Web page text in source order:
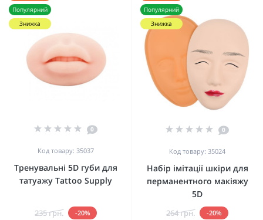
Популярний
Знижка
0
Код товару: 35037
Тренувальні 5D губи для
татуажу Tattoo Supply
235 грн. -20%
Популярний
Знижка
0
Код товару: 35024
Набір імітації шкіри для
перманентного макіяжу
5D
264 грн. -20%